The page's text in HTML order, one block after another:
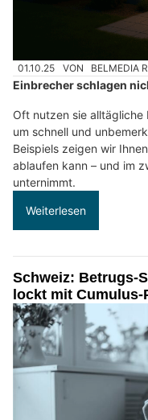
01.10.25 VON BELMEDIA
Einbrecher schlagen
Oft nutzen sie alltägliche
um schnell und
Beispiels zeigen wir
ablaufen kann – und im
unternimmt.
Weiterlesen
Schweiz: Betrugs-
lockt mit Cumulus-